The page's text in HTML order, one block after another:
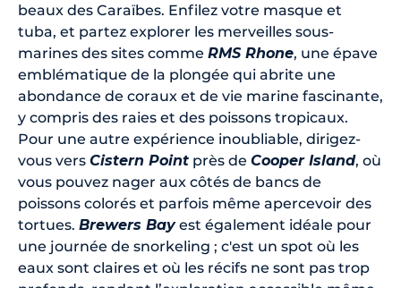
beaux des Caraïbes. Enfilez votre masque et
tuba, et partez explorer les merveilles sous-
marines des sites comme RMS Rhone, une épave
emblématique de la plongée qui abrite une
abondance de coraux et de vie marine fascinante,
y compris des raies et des poissons tropicaux.
Pour une autre expérience inoubliable, dirigez-
vous vers Cistern Point près de Cooper Island, où
vous pouvez nager aux côtés de bancs de
poissons colorés et parfois même apercevoir des
tortues. Brewers Bayest également idéale pour
une journée de snorkeling ; c'est un spot où les
eaux sont claires et où les récifs ne sont pas trop